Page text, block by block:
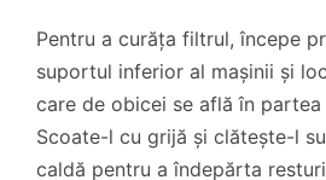
Pentru a curăța filtrul, începe
suportul inferior al mașinii și
care de obicei se află în
Scoate-l cu grijă și clătește-l
caldă pentru a îndepărta